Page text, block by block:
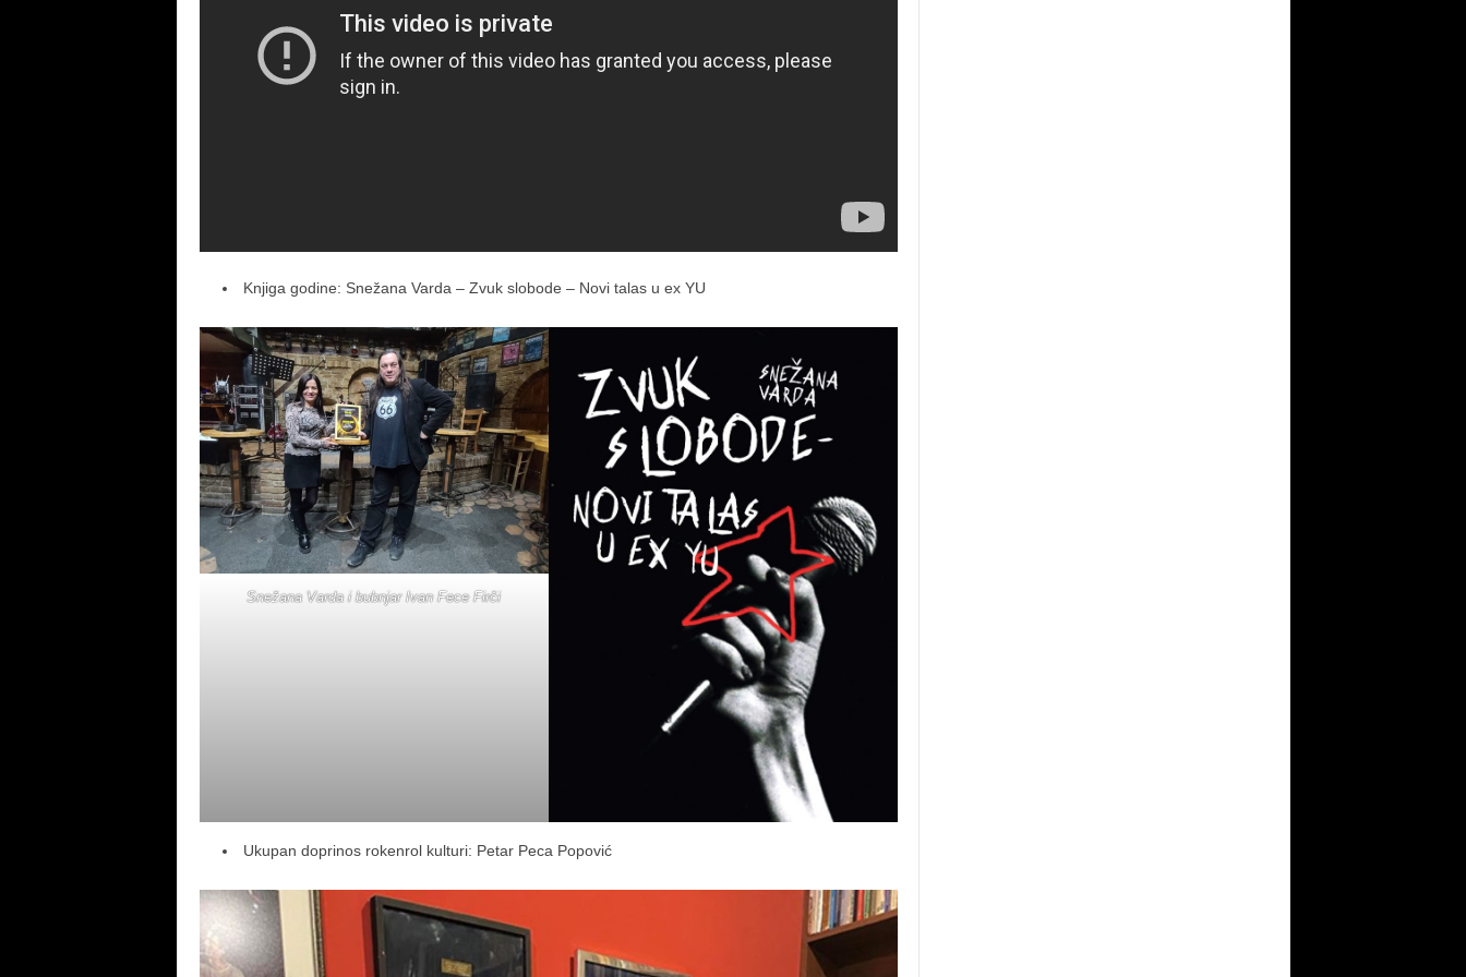
Knjiga godine: Snežana Varda – Zvuk slobode – Novi talas u ex YU
Snežana Varda i bubnjar Ivan Fece Firči
Ukupan doprinos rokenrol kulturi: Petar Peca Popović